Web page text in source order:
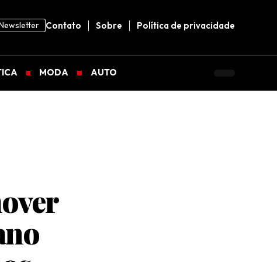
Contato Sobre Política de privacidade
MODA AUTO